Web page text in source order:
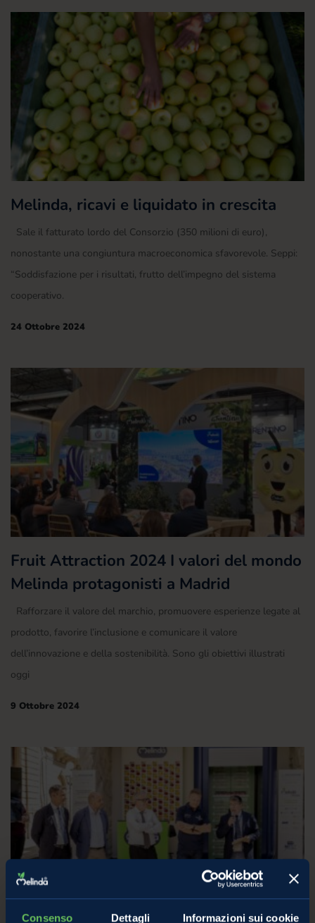
Consenso Dettagli Informazioni sui cookie
Melinda, ricavi e liquidato in crescita
Sale il fatturato lordo del Consorzio (350 milioni di euro),
nonostante una congiuntura macroeconomica sfavorevole. Seppi:
“Soddisfazione per i risultati, frutto dell’impegno del sistema
cooperativo.
24 Ottobre 2024
Fruit Attraction 2024 I valori del mondo
Melinda protagonisti a Madrid
Rafforzare il valore del marchio, promuovere esperienze legate al
prodotto, favorire l’inclusione e comunicare il valore
dell’innovazione e della sostenibilità. Sono gli obiettivi illustrati
oggi
9 Ottobre 2024